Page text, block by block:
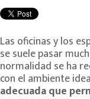
Las oficinas y los
se suele pasar
normalidad se ha
con el ambiente
adecuada que